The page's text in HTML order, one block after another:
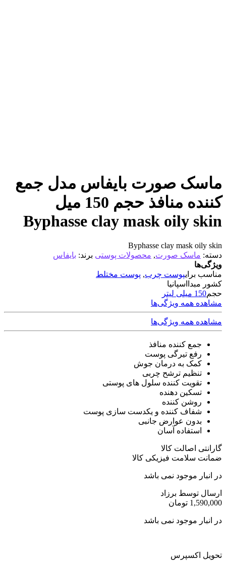
ماسک صورت بایفاس مدل جمع
کننده منافذ حجم 150 میل
Byphasse clay mask oily skin
Byphasse clay mask oily skin
دسته: ماسک صورت, محصولات پوستی برند: بایفاس
ویژگی‌ها
مناسب برایپوست چرب, پوست مختلط
کشور مبدا اسپانیا
حجم150 میلی لیتر
مشاهده همه ویژگی‌ها
مشاهده همه ویژگی‌ها
جمع کننده منافذ
رفع تیرگی پوست
کمک به درمان جوش
تنظیم ترشح چربی
تقویت کننده سلول های پوستی
تسکین دهنده
روشن کننده
شفاف کننده و یکدست سازی پوست
بدون عوارض جانبی
استفاده آسان
گارانتی اصالت کالا
ضمانت سلامت فیزیکی کالا
در انبار موجود نمی باشد
ارسال توسط برزاد
1,590,000 تومان
در انبار موجود نمی باشد
تحویل اکسپرس